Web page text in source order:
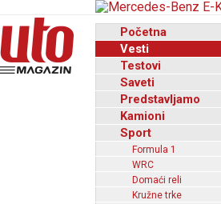
Početna
Vesti
Testovi
Saveti
Predstavljamo
Kamioni
Sport
Formula 1
WRC
Domaći reli
Kružne trke